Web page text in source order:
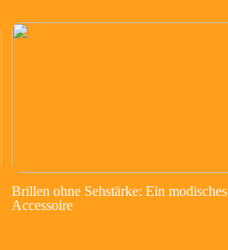
Brillen ohne Sehstärke: Ein modisches
Accessoire